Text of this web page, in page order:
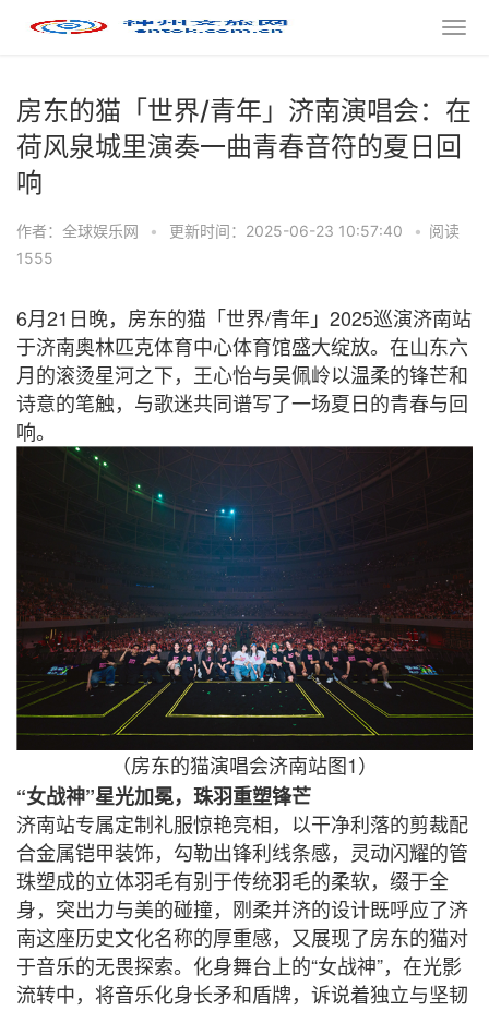
房东的猫「世界/青年」济南演唱会：在
荷风泉城里演奏一曲青春音符的夏日回
响
作者：全球娱乐网 • 更新时间：2025-06-23 10:57:40 • 阅读
1555
6月 21 日晚，房东的猫「世界/青年」 2025巡演济南站
于济南奥林匹克体育中心体育馆盛大绽放。在山东六
月的滚烫星河之下，王心怡与吴佩岭以温柔的锋芒和
诗意的笔触，与歌迷共同谱写了一场夏日的青春与回
响。
（房东的猫演唱会济南站图 1 ）
“女战神”星光加冕，珠羽重塑锋芒
济南站专属定制礼服惊艳亮相，以干净利落的剪裁配
合金属铠甲装饰，勾勒出锋利线条感，灵动闪耀的管
珠塑成的立体羽毛有别于传统羽毛的柔软，缀于全
身，突出力与美的碰撞，刚柔并济的设计既呼应了济
南这座历史文化名称的厚重感，又展现了房东的猫对
于音乐的无畏探索。化身舞台上的“女战神”，在光影
流转中，将音乐化身长矛和盾牌，诉说着独立与坚韧